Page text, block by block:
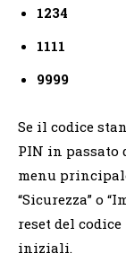
1234
1111
9999
Se il codice
PIN in passato
menu
“Sicurezza” o
reset del
iniziali.